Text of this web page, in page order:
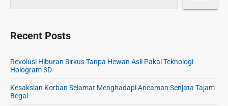
f
n
k
l
Recent Posts
Revolusi Hiburan Sirkus Tanpa Hewan Asli Pakai Teknologi
Hologram 3D
Kesaksian Korban Selamat Menghadapi Ancaman Senjata Tajam
Begal